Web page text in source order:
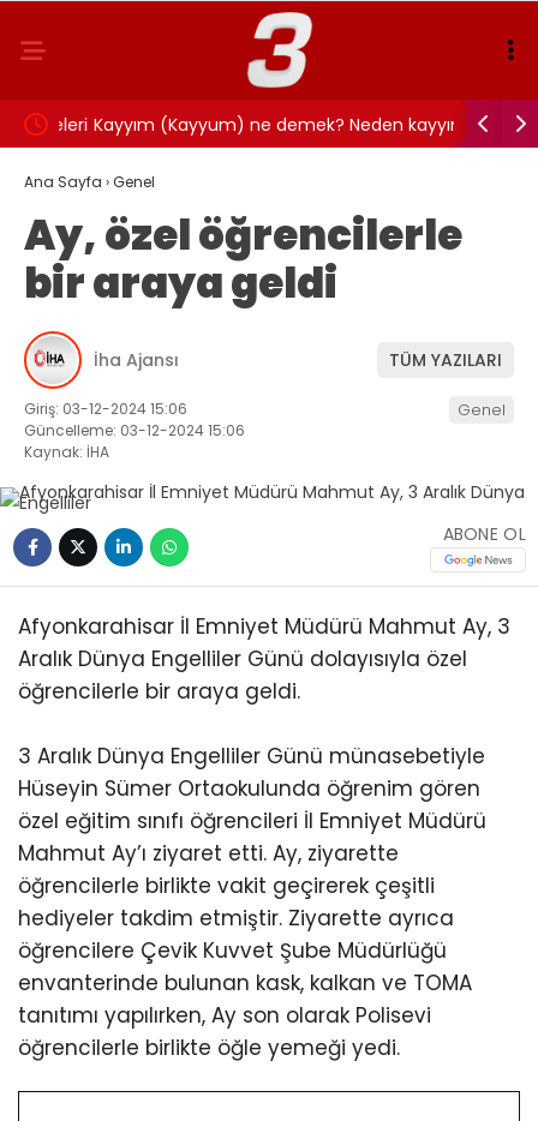
Kayyım (Kayyum) ne demek? Neden kayyım
atanır? Kayyım ne iş yapar?
Orkun
Ana Sayfa ›Genel
Ay, özel öğrencilerle
bir araya geldi
İha Ajansı TÜM YAZILARI
Giriş: 03-12-2024 15:06
Güncelleme: 03-12-2024 15:06
Kaynak: İHA
Genel
ABONE OL
Afyonkarahisar İl Emniyet Müdürü Mahmut Ay, 3
Aralık Dünya Engelliler Günü dolayısıyla özel
öğrencilerle bir araya geldi.
3 Aralık Dünya Engelliler Günü münasebetiyle
Hüseyin Sümer Ortaokulunda öğrenim gören
özel eğitim sınıfı öğrencileri İl Emniyet Müdürü
Mahmut Ay’ı ziyaret etti. Ay, ziyarette
öğrencilerle birlikte vakit geçirerek çeşitli
hediyeler takdim etmiştir. Ziyarette ayrıca
öğrencilere Çevik Kuvvet Şube Müdürlüğü
envanterinde bulunan kask, kalkan ve TOMA
tanıtımı yapılırken, Ay son olarak Polisevi
öğrencilerle birlikte öğle yemeği yedi.